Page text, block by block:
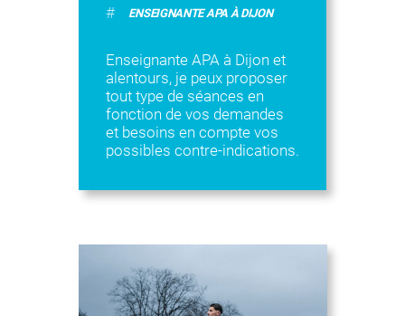
# ENSEIGNANTE APA À DIJON
Enseignante APA à Dijon et
alentours, je peux proposer
tout type de séances en
fonction de vos demandes
et besoins en compte vos
possibles contre-indications.